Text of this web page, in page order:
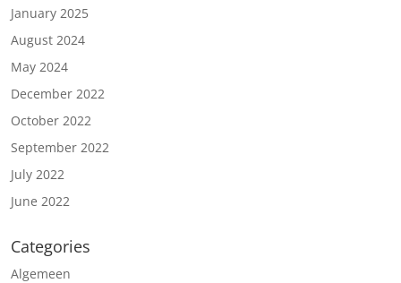
January 2025
August 2024
May 2024
December 2022
October 2022
September 2022
July 2022
June 2022
Categories
Algemeen